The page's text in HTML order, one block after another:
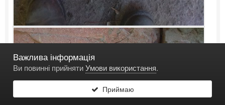
Важлива інформація
Ви повинні прийнятиУмови використання.
Приймаю